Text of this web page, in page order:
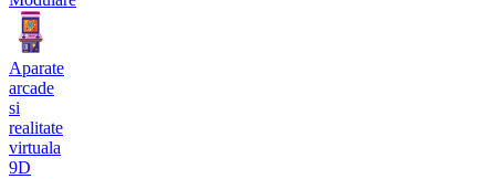
Aparate
arcade
si
realitate
virtuala
9D